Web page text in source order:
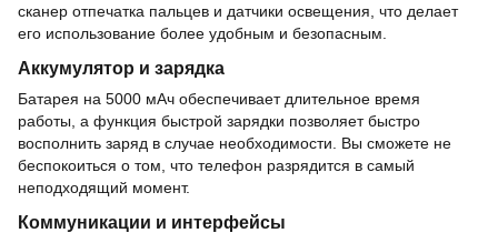
сканер отпечатка пальцев и датчики освещения, что делает
его использование более удобным и безопасным.
Аккумулятор и зарядка
Батарея на 5000 мАч обеспечивает длительное время
работы, а функция быстрой зарядки позволяет быстро
восполнить заряд в случае необходимости. Вы сможете не
беспокоиться о том, что телефон разрядится в самый
неподходящий момент.
Коммуникации и интерфейсы